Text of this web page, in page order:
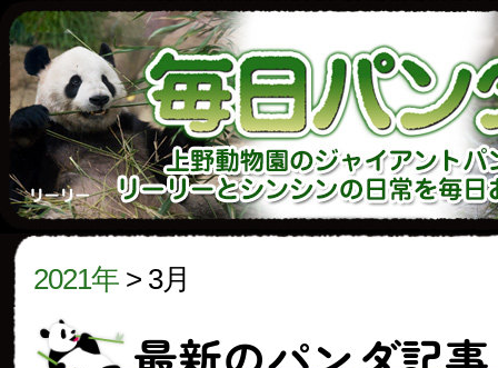
2021年 > 3月